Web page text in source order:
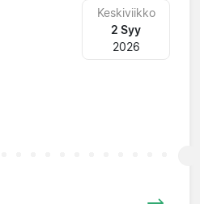
Keskiviikko
2 Syy
2026